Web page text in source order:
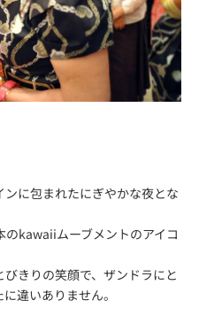
に包まれたにぎやかな夜とな
kawaiiムーブメントのアイコ
きりの笑顔で、ザンドラにと
違いありません。